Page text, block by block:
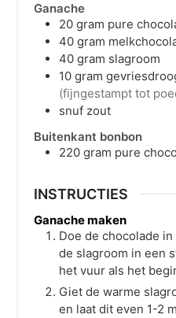
Ganache
20 gram pure
40 gram
40 gram slagroom
10 gram
(fijngestampt tot
snuf zout
Buitenkant bonbon
220 gram pure
INSTRUCTIES
Ganache maken
Doe de chocolade
de slagroom in een
het vuur als het
Giet de warme
en laat dit even 1-2